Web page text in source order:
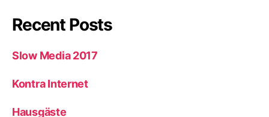
Recent Posts
Slow Media 2017
Kontra Internet
Hausgäste